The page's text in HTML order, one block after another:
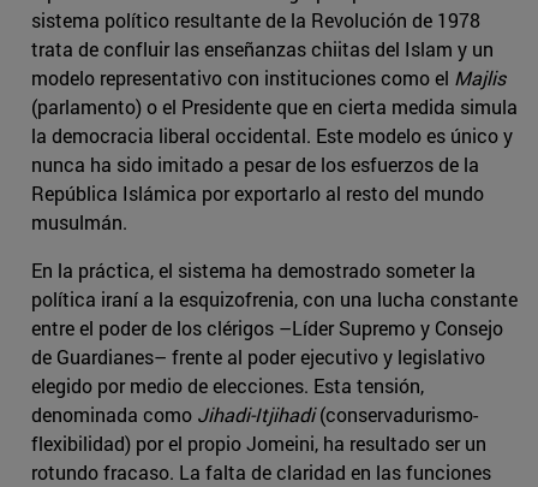
sistema político resultante de la Revolución de 1978
trata de confluir las enseñanzas chiitas del Islam y un
modelo representativo con instituciones como el Majlis
(parlamento) o el Presidente que en cierta medida simula
la democracia liberal occidental. Este modelo es único y
nunca ha sido imitado a pesar de los esfuerzos de la
República Islámica por exportarlo al resto del mundo
musulmán.
En la práctica, el sistema ha demostrado someter la
política iraní a la esquizofrenia, con una lucha constante
entre el poder de los clérigos –Líder Supremo y Consejo
de Guardianes– frente al poder ejecutivo y legislativo
elegido por medio de elecciones. Esta tensión,
denominada como Jihadi-Itjihadi(conservadurismo-
flexibilidad) por el propio Jomeini, ha resultado ser un
rotundo fracaso. La falta de claridad en las funciones